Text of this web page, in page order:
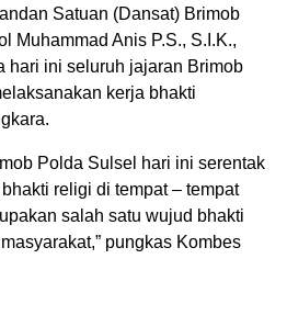
Satuan (Dansat) Brimob
Muhammad Anis P.S., S.I.K.,
hari ini seluruh jajaran Brimob
kerja bhakti
Polda Sulsel hari ini serentak
religi di tempat – tempat
salah satu wujud bhakti
pungkas Kombes